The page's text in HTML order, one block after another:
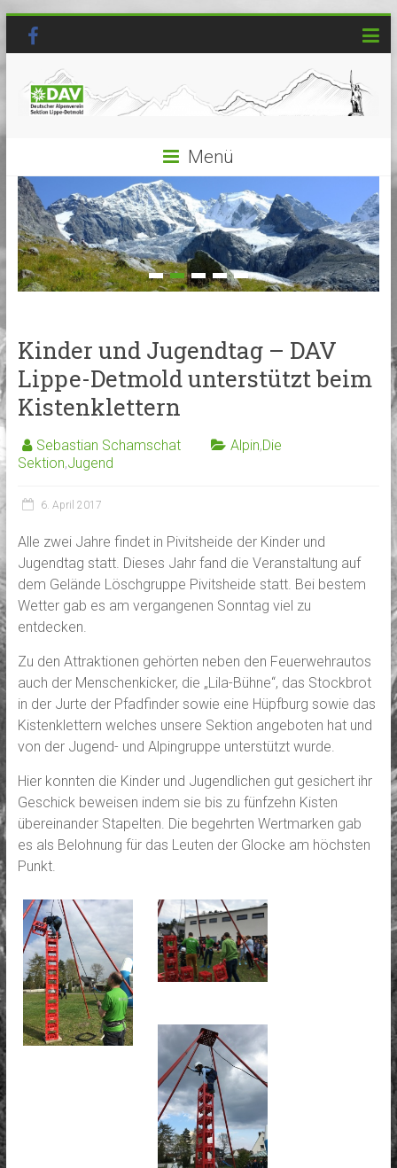
Menü
Kinder und Jugendtag – DAV
Lippe-Detmold unterstützt beim
Kistenklettern
Sebastian Schamschat Alpin,Die
Sektion,Jugend
6. April 2017
Alle zwei Jahre findet in Pivitsheide der Kinder und
Jugendtag statt. Dieses Jahr fand die Veranstaltung auf
dem Gelände Löschgruppe Pivitsheide statt. Bei bestem
Wetter gab es am vergangenen Sonntag viel zu
entdecken.
Zu den Attraktionen gehörten neben den Feuerwehrautos
auch der Menschenkicker, die „Lila-Bühne“, das Stockbrot
in der Jurte der Pfadfinder sowie eine Hüpfburg sowie das
Kistenklettern welches unsere Sektion angeboten hat und
von der Jugend- und Alpingruppe unterstützt wurde.
Hier konnten die Kinder und Jugendlichen gut gesichert ihr
Geschick beweisen indem sie bis zu fünfzehn Kisten
übereinander Stapelten. Die begehrten Wertmarken gab
es als Belohnung für das Leuten der Glocke am höchsten
Punkt.